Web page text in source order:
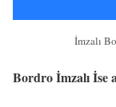
İmzalı
Bordro İmzalı İse